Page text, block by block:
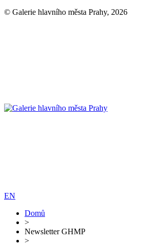
© Galerie hlavního města Prahy, 2026
EN
Domů
>
Newsletter GHMP
>